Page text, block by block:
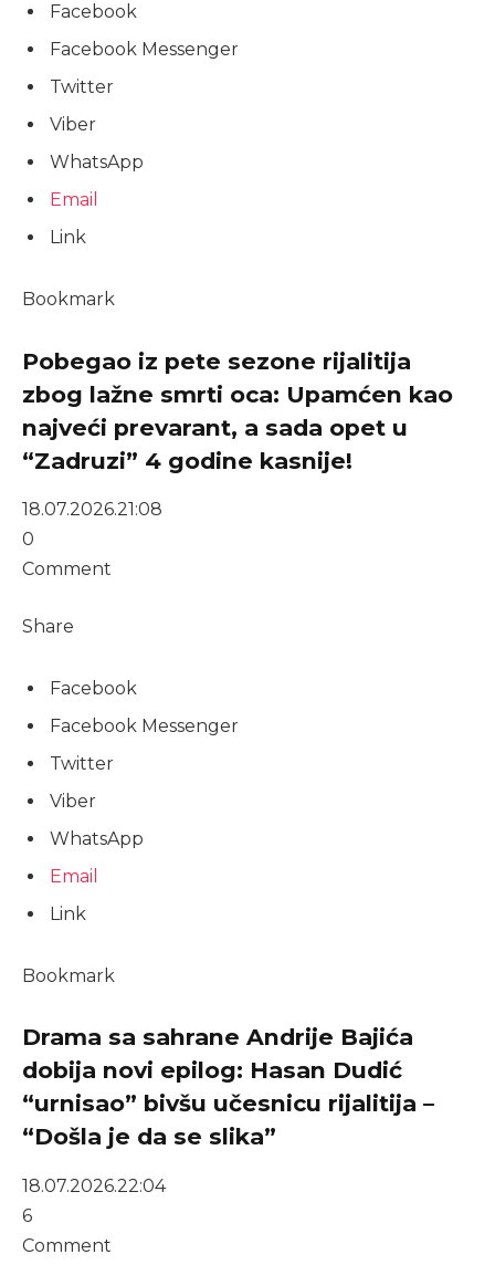
Facebook
Facebook Messenger
Twitter
Viber
WhatsApp
Email
Link
Bookmark
Pobegao iz pete sezone rijalitija
zbog lažne smrti oca: Upamćen kao
najveći prevarant, a sada opet u
“Zadruzi” 4 godine kasnije!
18.07.2026.21:08
0
Comment
Share
Facebook
Facebook Messenger
Twitter
Viber
WhatsApp
Email
Link
Bookmark
Drama sa sahrane Andrije Bajića
dobija novi epilog: Hasan Dudić
“urnisao” bivšu učesnicu rijalitija –
“Došla je da se slika”
18.07.2026.22:04
6
Comment